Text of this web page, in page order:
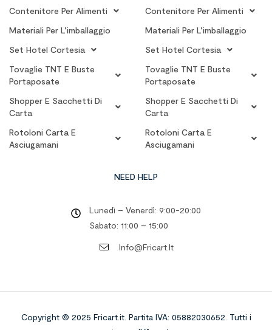
Contenitore Per Alimenti
Materiali Per L’imballaggio
Set Hotel Cortesia
Tovaglie TNT E Buste
Portaposate
Shopper E Sacchetti Di
Carta
Rotoloni Carta E
Asciugamani
Contenitore Per Alimenti
Materiali Per L’imballaggio
Set Hotel Cortesia
Tovaglie TNT E Buste
Portaposate
Shopper E Sacchetti Di
Carta
Rotoloni Carta E
Asciugamani
NEED HELP
Lunedì – Venerdì: 9:00-20:00
Sabato: 11:00 – 15:00
Info@fricart.it
Copyright © 2025 Fricart.it. Partita IVA: 05882030652. Tutti i